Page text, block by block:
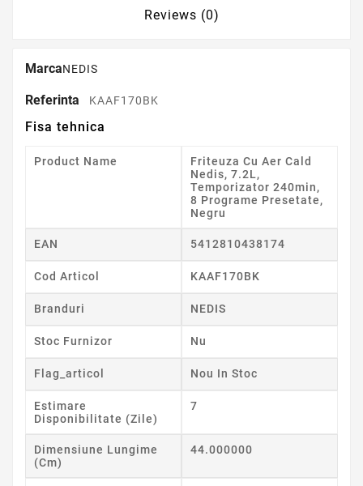
Reviews (0)
MarcaNEDIS
Referinta KAAF170BK
Fisa tehnica
Product Name
Friteuza Cu Aer Cald
Nedis, 7.2L,
Temporizator 240min,
8 Programe Presetate,
Negru
EAN 5412810438174
Cod Articol KAAF170BK
Branduri NEDIS
Stoc Furnizor Nu
Flag_articol Nou In Stoc
Estimare
Disponibilitate (zile)
7
Dimensiune Lungime
(cm)
44.000000